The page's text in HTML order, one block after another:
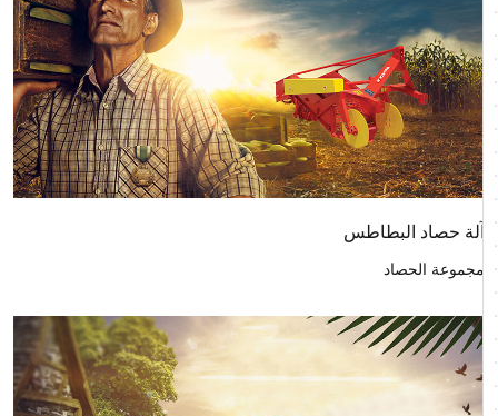
آلة حصاد البطاطس
مجموعة الحصاد